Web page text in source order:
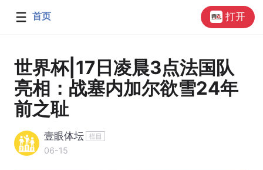
首页 打开
世界杯|17日凌晨3点法国队
亮相：战塞内加尔欲雪24年
前之耻
壹眼体坛
06-15